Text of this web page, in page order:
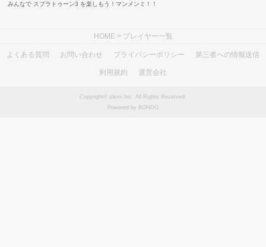
みんなで スプラトゥーン3 を楽しもう！マンメンミ！！
HOME> プレイヤー一覧
よくある質問 お問い合わせ プライバシーポリシー 第三者への情報送信
利用規約 運営会社
Copyright© sikmi Inc. All Rights Reserved.
Powered by BONDO